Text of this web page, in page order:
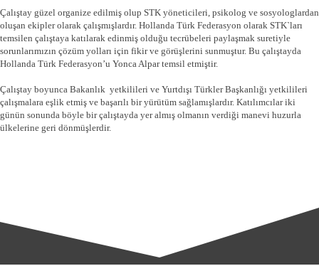
Çalıştay güzel organize edilmiş olup STK yöneticileri, psikolog ve sosyologlardan
oluşan ekipler olarak çalışmışlardır. Hollanda Türk Federasyon olarak STK`ları
temsilen çalıştaya katılarak edinmiş olduğu tecrübeleri paylaşmak suretiyle
sorunlarımızın çözüm yolları için fikir ve görüşlerini sunmuştur. Bu çalıştayda
Hollanda Türk Federasyon’u Yonca Alpar temsil etmiştir.
Çalıştay boyunca Bakanlık yetkilileri ve Yurtdışı Türkler Başkanlığı yetkilileri
çalışmalara eşlik etmiş ve başarılı bir yürütüm sağlamışlardır. Katılımcılar iki
günün sonunda böyle bir çalıştayda yer almış olmanın verdiği manevi huzurla
ülkelerine geri dönmüşlerdir.